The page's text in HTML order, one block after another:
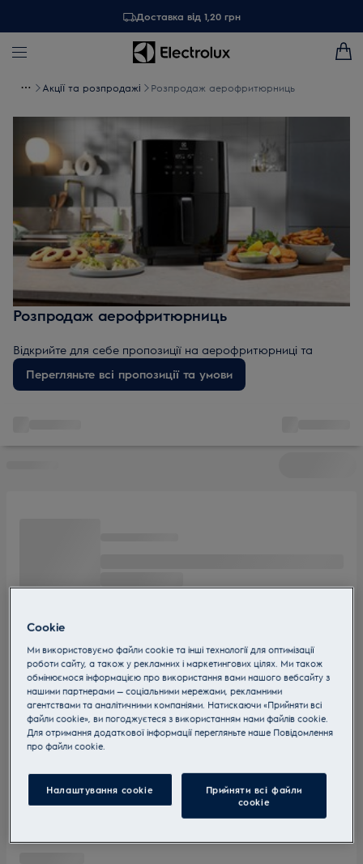
Доставка від 1,20 грн
Акції та розпродажі Розпродаж аерофритюрниць
Розпродаж аерофритюрниць
Відкрийте для себе пропозиції на аерофритюрниці та
знайдіть вигідні моделі для здоровішого приготування. Від
розпродажу залишків до акцій з обмеженим терміном –
Перегляньте всі пропозиції та умови
Cookie
Ми використовуємо файли cookie та інші технології для оптимізації
роботи сайту, а також у рекламних і маркетингових цілях. Ми також
обмінюємося інформацією про використання вами нашого вебсайту з
нашими партнерами — соціальними мережами, рекламними
агентствами та аналітичними компаніями. Натискаючи «Прийняти всі
файли cookie», ви погоджуєтеся з використанням нами файлів cookie.
Для отримання додаткової інформації перегляньте наше Пoвідомлення
прo файли cookie.
Налаштування cookie
Прийняти всі файли
сookie